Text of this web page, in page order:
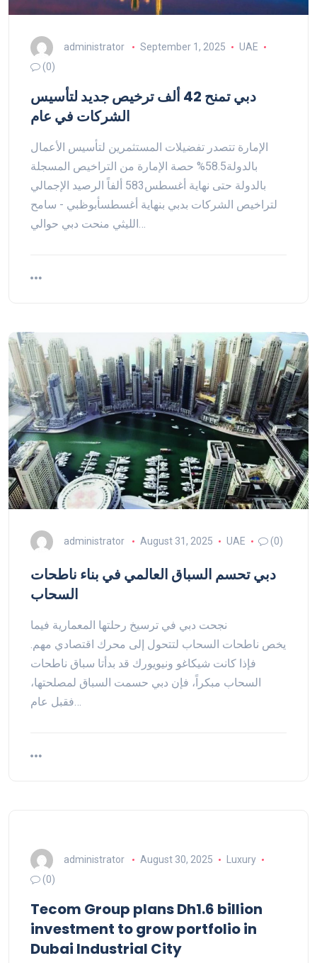
administrator September 1, 2025
UAE
(0)
دبي تمنح 42 ألف ترخيص جديد لتأسيس
الشركات في عام
الإمارة تتصدر تفضيلات المستثمرين لتأسيس الأعمال
بالدولة58.5% حصة الإمارة من التراخيص المسجلة
بالدولة حتى نهاية أغسطس583 ألفاً الرصيد الإجمالي
لتراخيص الشركات بدبي بنهاية أغسطسأبوظبي - سامح
الليثي منحت دبي حوالي…
administrator August 31, 2025 UAE (0)
دبي تحسم السباق العالمي في بناء ناطحات
السحاب
نجحت دبي في ترسيخ رحلتها المعمارية فيما
يخص ناطحات السحاب لتتحول إلى محرك اقتصادي مهم.
فإذا كانت شيكاغو ونيويورك قد بدأتا سباق ناطحات
السحاب مبكراً، فإن دبي حسمت السباق لمصلحتها،
فقبل عام…
administrator August 30, 2025
Luxury
(0)
Tecom Group plans Dh1.6 billion
investment to grow portfolio in
Dubai Industrial City